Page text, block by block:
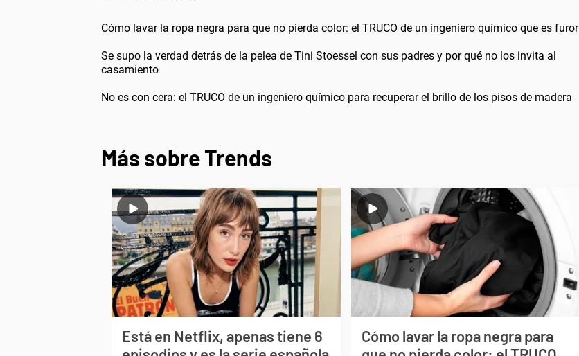
Cómo lavar la ropa negra para que no pierda color: el TRUCO de un ingeniero químico que es furor
Se supo la verdad detrás de la pelea de Tini Stoessel con sus padres y por qué no los invita al
casamiento
No es con cera: el TRUCO de un ingeniero químico para recuperar el brillo de los pisos de madera
Más sobre Trends
Está en Netflix, apenas tiene 6
Cómo lavar la ropa negra para